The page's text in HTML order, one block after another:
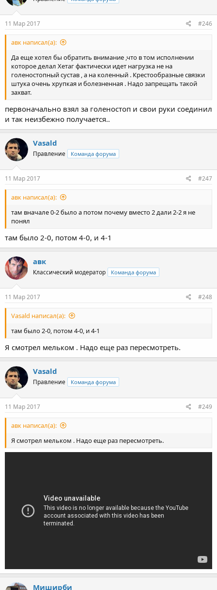
11 Мар 2017 #246
авк написал(а):
Да еще хотел бы обратить внимание ,что в том исполнении
которое делал Хетаг фактически идет нагрузка не на
голеностопный сустав , а на коленный . Крестообразные связки
штука очень хрупкая и болезненная . Надо запрещать такой
захват.
первоначально взял за голеностоп и свои руки соединил
и так неизбежно получается..
Vasald
Правление Команда форума
11 Мар 2017 #247
авк написал(а):
там вначале 0-2 было а потом почему вместо 2 дали 2-2 я не
понял
там было 2-0, потом 4-0, и 4-1
авк
Классический модератор Команда форума
11 Мар 2017 #248
Vasald написал(а):
там было 2-0, потом 4-0, и 4-1
Я смотрел мельком . Надо еще раз пересмотреть.
Vasald
Правление Команда форума
11 Мар 2017 #249
авк написал(а):
Я смотрел мельком . Надо еще раз пересмотреть.
Миширби